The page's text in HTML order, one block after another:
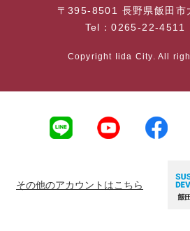
〒395-8501 長野県飯田市
Tel：0265-22-4511
Copyright Iida City. All
その他のアカウントはこちら